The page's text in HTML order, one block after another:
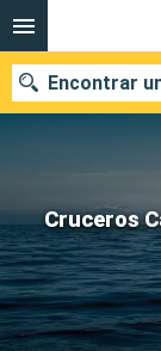
Cruceros
Encontrar
Nuestros
Fecha de
Puertos